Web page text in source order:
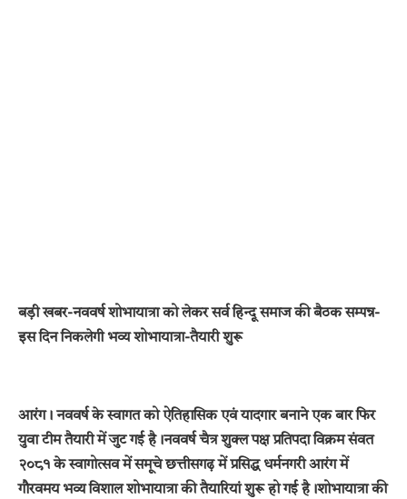
बड़ी खबर-नववर्ष शोभायात्रा को लेकर सर्व हिन्दू समाज की बैठक सम्पन्न-
इस दिन निकलेगी भव्य शोभायात्रा-तैयारी शुरू
आरंग। नववर्ष के स्वागत को ऐतिहासिक एवं यादगार बनाने एक बार फिर
युवा टीम तैयारी में जुट गई है।नववर्ष चैत्र शुक्ल पक्ष प्रतिपदा विक्रम संवत
२०८१ के स्वागोत्सव में समूचे छत्तीसगढ़ में प्रसिद्ध धर्मनगरी आरंग में
गौरवमय भव्य विशाल शोभायात्रा की तैयारियां शुरू हो गई है।शोभायात्रा की